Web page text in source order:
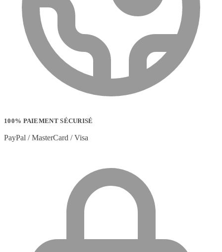
100% PAIEMENT SÉCURISÉ
PayPal / MasterCard / Visa